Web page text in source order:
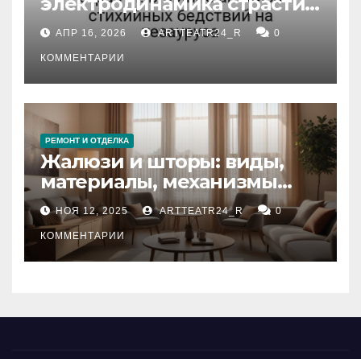
влияние анализа
стихийных бедствий на
тезауруса
АПР 16, 2026 ARTTEATR24_R 0
КОММЕНТАРИИ
РЕМОНТ И ОТДЕЛКА
Жалюзи и шторы: виды,
материалы, механизмы
управления и уход
НОЯ 12, 2025 ARTTEATR24_R 0
КОММЕНТАРИИ